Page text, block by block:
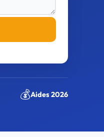
💰Aides 2026